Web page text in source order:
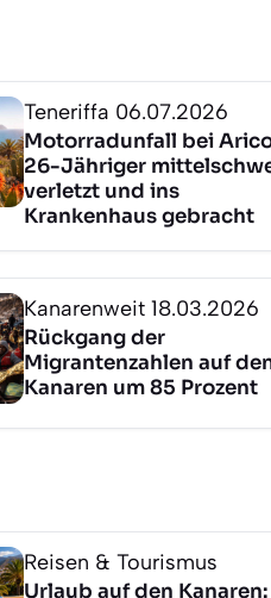
Teneriffa 06.07.2026
Motorradunfall bei
26-Jähriger
verletzt und ins
Krankenhaus gebracht
Kanarenweit 18.03.2026
Rückgang der
Migrantenzahlen auf
Kanaren um 85 Prozent
Reisen & Tourismus
Urlaub auf den Kanaren: